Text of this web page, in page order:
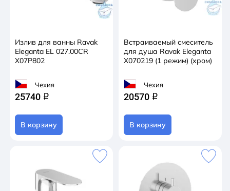
Излив для ванны Ravak
Eleganta EL 027.00CR
X07P802
Чехия
25740 q
В корзину
Встраиваемый смеситель
для душа Ravak Eleganta
X070219 (1 режим) (хром)
Чехия
20570 q
В корзину